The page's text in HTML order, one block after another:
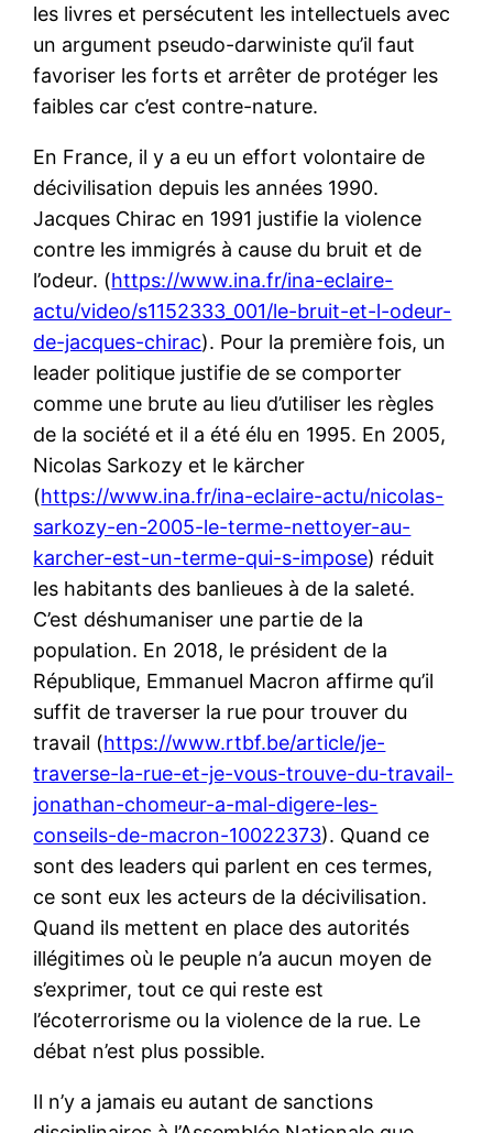
les livres et persécutent les intellectuels avec
un argument pseudo-darwiniste qu’il faut
favoriser les forts et arrêter de protéger les
faibles car c’est contre-nature.
En France, il y a eu un effort volontaire de
décivilisation depuis les années 1990.
Jacques Chirac en 1991 justifie la violence
contre les immigrés à cause du bruit et de
l’odeur. (https://www.ina.fr/ina-eclaire-
actu/video/s1152333_001/le-bruit-et-l-odeur-
de-jacques-chirac). Pour la première fois, un
leader politique justifie de se comporter
comme une brute au lieu d’utiliser les règles
de la société et il a été élu en 1995. En 2005,
Nicolas Sarkozy et le kärcher
(https://www.ina.fr/ina-eclaire-actu/nicolas-
sarkozy-en-2005-le-terme-nettoyer-au-
karcher-est-un-terme-qui-s-impose) réduit
les habitants des banlieues à de la saleté.
C’est déshumaniser une partie de la
population. En 2018, le président de la
République, Emmanuel Macron affirme qu’il
suffit de traverser la rue pour trouver du
travail (https://www.rtbf.be/article/je-
traverse-la-rue-et-je-vous-trouve-du-travail-
jonathan-chomeur-a-mal-digere-les-
conseils-de-macron-10022373). Quand ce
sont des leaders qui parlent en ces termes,
ce sont eux les acteurs de la décivilisation.
Quand ils mettent en place des autorités
illégitimes où le peuple n’a aucun moyen de
s’exprimer, tout ce qui reste est
l’écoterrorisme ou la violence de la rue. Le
débat n’est plus possible.
Il n’y a jamais eu autant de sanctions